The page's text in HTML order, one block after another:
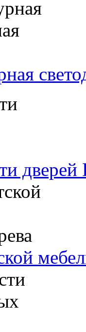
дверей